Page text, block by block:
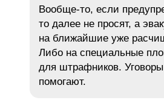
Вообще-то, если
то далее не просят, а
на ближайшие уже
Либо на специальные
для штрафников.
помогают.